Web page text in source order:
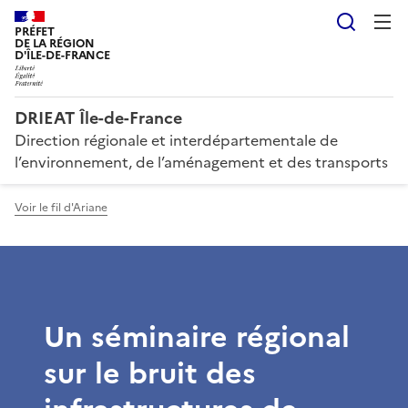
PRÉFET
DE LA RÉGION
D'ÎLE-DE-FRANCE
DRIEAT Île-de-France
Direction régionale et interdépartementale de
l’environnement, de l’aménagement et des transports
Voir le fil d'Ariane
Un séminaire régional
sur le bruit des